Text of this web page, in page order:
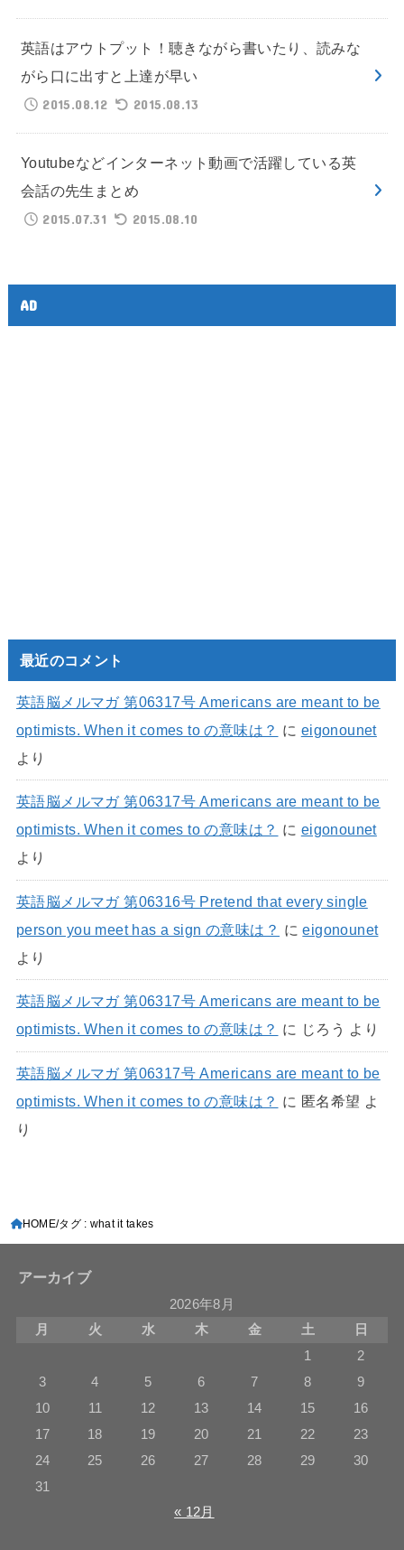
英語はアウトプット！聴きながら書いたり、読みな
がら口に出すと上達が早い
2015.08.12
2015.08.13
Youtubeなどインターネット動画で活躍している英
会話の先生まとめ
2015.07.31
2015.08.10
AD
最近のコメント
英語脳メルマガ 第06317号 Americans are meant to be
optimists. When it comes to の意味は？ に eigonounet
より
英語脳メルマガ 第06317号 Americans are meant to be
optimists. When it comes to の意味は？ に eigonounet
より
英語脳メルマガ 第06316号 Pretend that every single
person you meet has a sign の意味は？ にeigonounet
より
英語脳メルマガ 第06317号 Americans are meant to be
optimists. When it comes to の意味は？ に じろう より
英語脳メルマガ 第06317号 Americans are meant to be
optimists. When it comes to の意味は？ に 匿名希望 よ
り
HOME タグ : what it takes
アーカイブ
2026年8月
月
火 水 木 金 土
日
1
2
3
4 5 6 7 8
9
10
11 12 13 14 15
16
17
18 19 20 21 22
23
24
25 26 27 28 29
30
31
« 12月